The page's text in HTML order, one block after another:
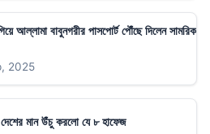
আল্লামা বাবুনগরীর পাসপোর্ট পৌঁছে দিলেন সামরিক
2025
দেশের মান উঁচু করলো যে ৮ হাফেজ